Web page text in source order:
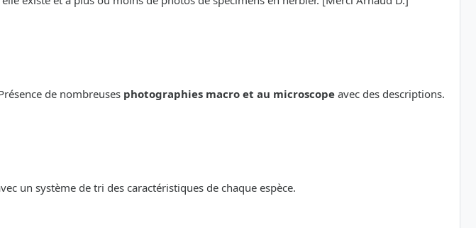
de nombreuses photographies macro et au microscope avec des descriptions.
un système de tri des caractéristiques de chaque espèce.